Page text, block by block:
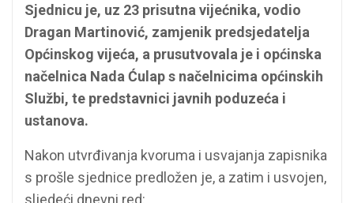
Sjednicu je, uz 23 prisutna vijećnika, vodio
Dragan Martinović, zamjenik predsjedatelja
Općinskog vijeća, a prusutvovala je i općinska
načelnica Nada Ćulap s načelnicima općinskih
Službi, te predstavnici javnih poduzeća i
ustanova.
Nakon utvrđivanja kvoruma i usvajanja zapisnika
s prošle sjednice predložen je, a zatim i usvojen,